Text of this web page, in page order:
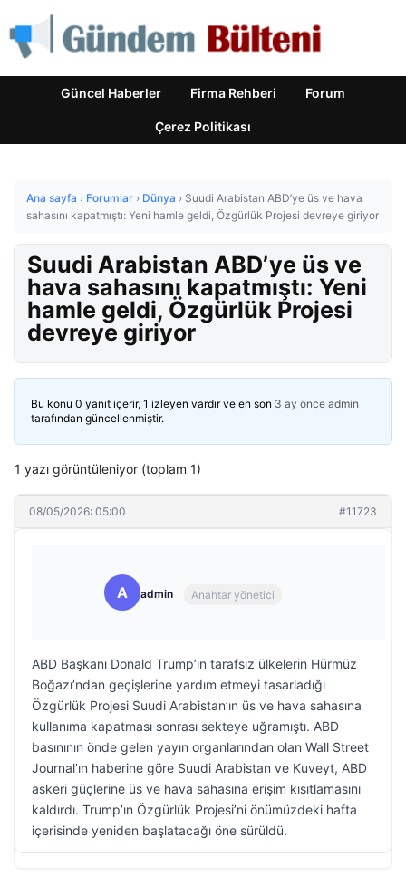
Güncel Haberler Firma Rehberi Forum
Çerez Politikası
Ana sayfa › Forumlar › Dünya › Suudi Arabistan ABD’ye üs ve hava
sahasını kapatmıştı: Yeni hamle geldi, Özgürlük Projesi devreye giriyor
Suudi Arabistan ABD’ye üs ve
hava sahasını kapatmıştı: Yeni
hamle geldi, Özgürlük Projesi
devreye giriyor
Bu konu 0 yanıt içerir, 1 izleyen vardır ve en son 3 ay önce admin
tarafından güncellenmiştir.
1 yazı görüntüleniyor (toplam 1)
08/05/2026: 05:00 #11723
A admin Anahtar yönetici
ABD Başkanı Donald Trump’ın tarafsız ülkelerin Hürmüz
Boğazı’ndan geçişlerine yardım etmeyi tasarladığı
Özgürlük Projesi Suudi Arabistan’ın üs ve hava sahasına
kullanıma kapatması sonrası sekteye uğramıştı. ABD
basınının önde gelen yayın organlarından olan Wall Street
Journal’ın haberine göre Suudi Arabistan ve Kuveyt, ABD
askeri güçlerine üs ve hava sahasına erişim kısıtlamasını
kaldırdı. Trump’ın Özgürlük Projesi’ni önümüzdeki hafta
içerisinde yeniden başlatacağı öne sürüldü.